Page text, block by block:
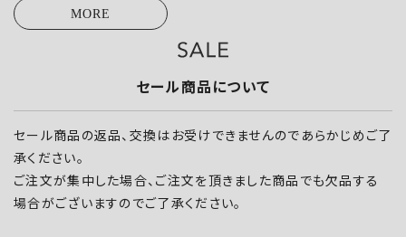
MORE
セール商品について
セール商品の返品、交換はお受けできませんのであらかじめご了
承ください。
ご注文が集中した場合、ご注文を頂きました商品でも欠品する
場合がございますのでご了承ください。